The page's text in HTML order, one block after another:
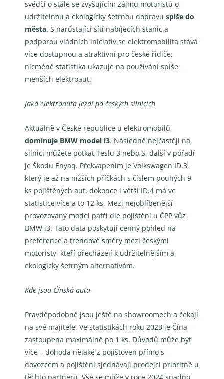
svědčí o stále se zvyšujícím zájmu motoristů o
udržitelnou a ekologicky šetrnou dopravu spíše do
města. S narůstající sítí nabíjecích stanic a
podporou vládních iniciativ se elektromobilita stává
více dostupnou a atraktivní pro české řidiče,
nicméně statistika ukazuje na používání spíše
menších elektroaut.
Jaká elektroauta jezdí po českých silnicích
Aktuálně v České republice u elektromobilů
dominuje BMW model i3. Následně nejčastěji na
silnici můžete potkat Teslu 3 nebo S, další v pořadí
je Škodu Enyaq. Překvapením je Volkswagen ID.3,
který je až na nižších příčkách s číslem pouhých 9
ks pojištěných aut, dokonce i větší ID.4 má ve
statistice více a to 12 ks. Mezi nejoblíbenější
provozovaný model patří dle pojištění u ČPP vůz
BMW i3. Tato data poskytují cenný pohled na
preference a trendové směry mezi českými
motoristy, kteří přecházejí k udržitelnějším a
ekologicky šetrným alternativám.
Kde jsou Čínská auta
Pravděpodobně jsou ještě na showroomech a čekají
na své majitele. Ve statistikách roku 2023 je Čína
zastoupena maximálně po 1 ks. Důvodů může být
více – dohoda nějaké z pojišťoven přímo s
dovozcem a pojištění sjednávají prodejci prioritně u
těchto partnerů. Vše se může v roce 2024 snadno